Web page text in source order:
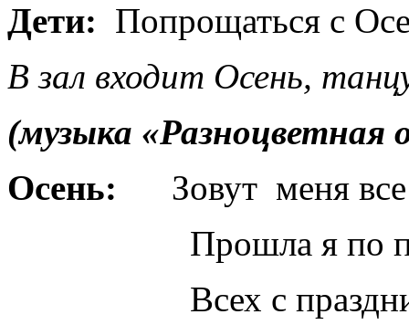
Дети: Попрощаться с
В зал входит Осень,
(музыка «Разноцветная
Осень: Зовут меня все
Прошла я по
Всех с праздником